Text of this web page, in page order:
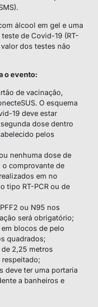
álcool em gel e uma
de Covid-19 (RT-
dos testes não
o evento:
de vacinação,
O esquema
19 deve estar
dose dentro
pelos
nenhuma dose de
comprovante de
em no
tipo RT-PCR ou de
ou N95 nos
será obrigatório;
blocos de pelo
quadrados;
2,25 metros
respeitado;
deve ter uma portaria
a banheiros e